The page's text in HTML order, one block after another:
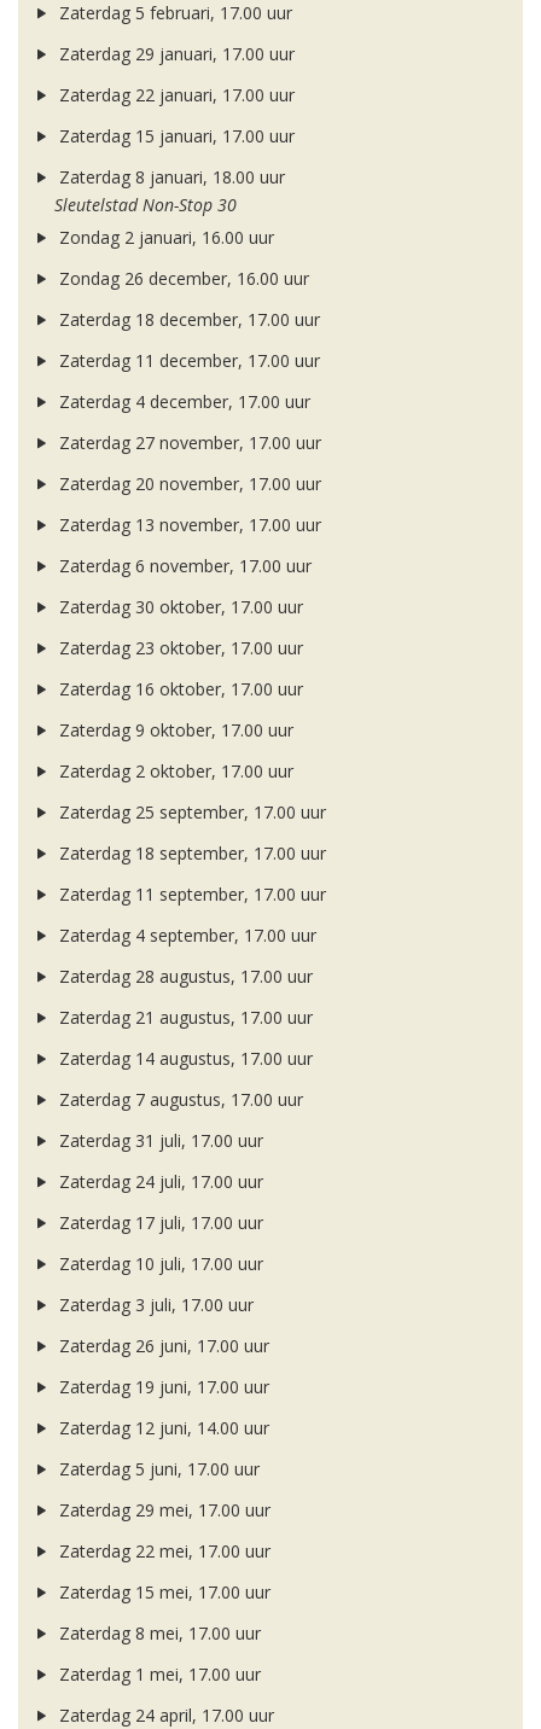
Zaterdag 5 februari, 17.00 uur
Zaterdag 29 januari, 17.00 uur
Zaterdag 22 januari, 17.00 uur
Zaterdag 15 januari, 17.00 uur
Zaterdag 8 januari, 18.00 uur
Sleutelstad Non-Stop 30
Zondag 2 januari, 16.00 uur
Zondag 26 december, 16.00 uur
Zaterdag 18 december, 17.00 uur
Zaterdag 11 december, 17.00 uur
Zaterdag 4 december, 17.00 uur
Zaterdag 27 november, 17.00 uur
Zaterdag 20 november, 17.00 uur
Zaterdag 13 november, 17.00 uur
Zaterdag 6 november, 17.00 uur
Zaterdag 30 oktober, 17.00 uur
Zaterdag 23 oktober, 17.00 uur
Zaterdag 16 oktober, 17.00 uur
Zaterdag 9 oktober, 17.00 uur
Zaterdag 2 oktober, 17.00 uur
Zaterdag 25 september, 17.00 uur
Zaterdag 18 september, 17.00 uur
Zaterdag 11 september, 17.00 uur
Zaterdag 4 september, 17.00 uur
Zaterdag 28 augustus, 17.00 uur
Zaterdag 21 augustus, 17.00 uur
Zaterdag 14 augustus, 17.00 uur
Zaterdag 7 augustus, 17.00 uur
Zaterdag 31 juli, 17.00 uur
Zaterdag 24 juli, 17.00 uur
Zaterdag 17 juli, 17.00 uur
Zaterdag 10 juli, 17.00 uur
Zaterdag 3 juli, 17.00 uur
Zaterdag 26 juni, 17.00 uur
Zaterdag 19 juni, 17.00 uur
Zaterdag 12 juni, 14.00 uur
Zaterdag 5 juni, 17.00 uur
Zaterdag 29 mei, 17.00 uur
Zaterdag 22 mei, 17.00 uur
Zaterdag 15 mei, 17.00 uur
Zaterdag 8 mei, 17.00 uur
Zaterdag 1 mei, 17.00 uur
Zaterdag 24 april, 17.00 uur